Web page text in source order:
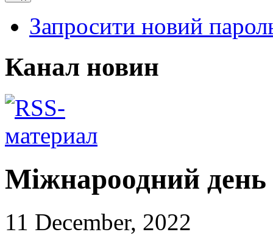
Запросити новий
Канал новин
Міжнароодний день
11 December, 2022